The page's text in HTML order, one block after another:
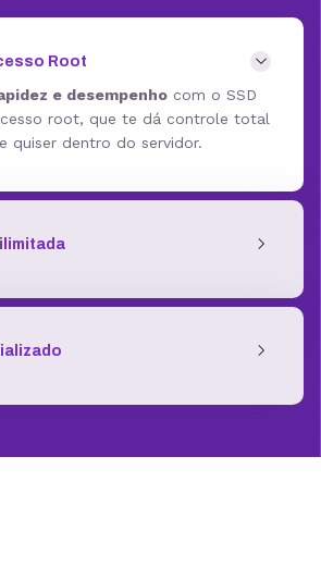
Root
e desempenho com o SSD
root, que te dá controle total
quiser dentro do servidor.